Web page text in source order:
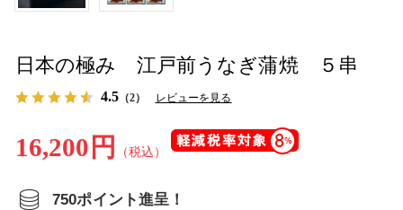
日本の極み 江戸前うなぎ蒲焼 ５串
4.5 （2） レビューを見る
16,200円 （税込）
750ポイント進呈！